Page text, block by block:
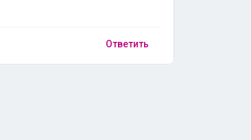
Ответить